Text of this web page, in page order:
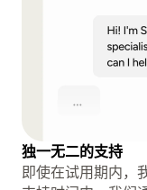
独一无二的支持
即使在试用期内，